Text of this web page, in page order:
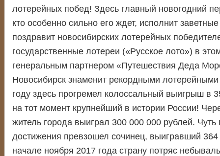
лотерейных побед! Здесь главный новогодний
кто особенно сильно его ждет, исполнит
поздравит новосибирских лотерейных
государственные лотереи («Русское лото») в
генеральным партнером «Путешествия Деда
Новосибирск знаменит рекордными
году здесь прогремел колоссальный выигрыш в
на тот момент крупнейший в истории России!
житель города выиграл 300 000 000 рублей. Чуть
достижения превзошел сочинец, выигравший
начале ноября 2017 года страну потряс